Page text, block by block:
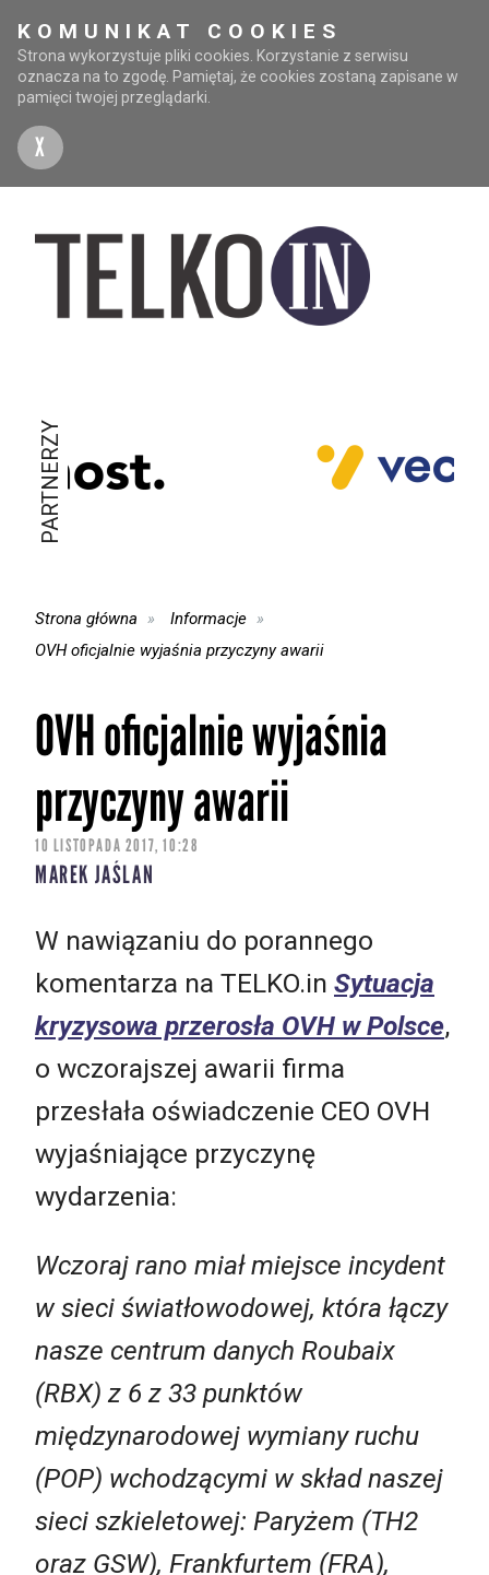
KOMUNIKAT COOKIES
Strona wykorzystuje pliki cookies. Korzystanie z serwisu
oznacza na to zgodę. Pamiętaj, że cookies zostaną zapisane w
pamięci twojej przeglądarki.
X
PARTNERZY
Strona główna
Informacje
OVH oficjalnie wyjaśnia przyczyny awarii
OVH oficjalnie wyjaśnia
przyczyny awarii
10 LISTOPADA 2017, 10:28
MAREK JAŚLAN
W nawiązaniu do porannego
komentarza na TELKO.in Sytuacja
kryzysowa przerosła OVH w Polsce,
o wczorajszej awarii firma
przesłała oświadczenie CEO OVH
wyjaśniające przyczynę
wydarzenia:
Wczoraj rano miał miejsce incydent
w sieci światłowodowej, która łączy
nasze centrum danych Roubaix
(RBX) z 6 z 33 punktów
międzynarodowej wymiany ruchu
(POP) wchodzącymi w skład naszej
sieci szkieletowej: Paryżem (TH2
oraz GSW), Frankfurtem (FRA),